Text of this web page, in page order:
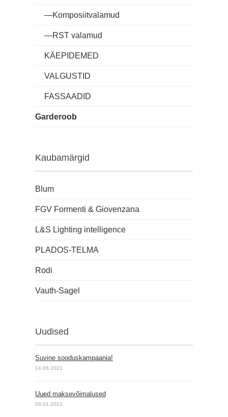
―Komposiitvalamud
―RST valamud
KÄEPIDEMED
VALGUSTID
FASSAADID
Garderoob
Kaubamärgid
Blum
FGV Formenti & Giovenzana
L&S Lighting intelligence
PLADOS-TELMA
Rodi
Vauth-Sagel
Uudised
Suvine sooduskampaania!
14.06.2021
Uued maksevõimalused
08.01.2021